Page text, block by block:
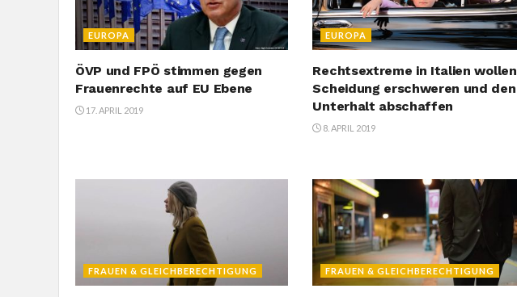
EUROPA
ÖVP und FPÖ stimmen gegen
Frauenrechte auf EU Ebene
17. APRIL 2019
EUROPA
Rechtsextreme in Italien wollen
Scheidung erschweren und den
Unterhalt abschaffen
8. APRIL 2019
FRAUEN & GLEICHBERECHTIGUNG FRAUEN & GLEICHBERECHTIGUNG